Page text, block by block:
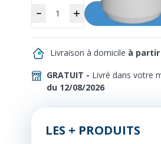
GRATUIT - Livré dans votre
du 12/08/2026
Livraison à domicile à partir
LES + PRODUITS